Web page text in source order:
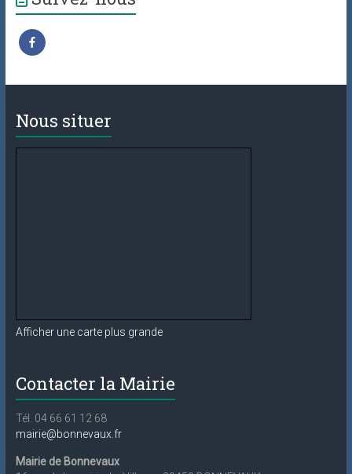
Nous situer
Afficher une carte plus grande
Contacter la Mairie
Tél. 04 66 61 12 68
mairie@bonnevaux.fr
Mairie de Bonnevaux